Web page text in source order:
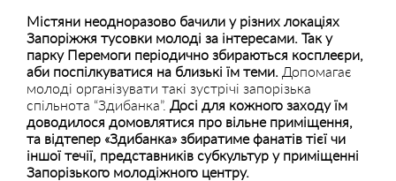
Містяни неодноразово бачили у різних локаціях
Запоріжжя тусовки молоді за інтересами. Так у
парку Перемоги періодично збираються косплеєри,
аби поспілкуватися на близькі їм теми. Допомагає
молоді організувати такі зустрічі запорізька
спільнота “Здибанка”. Досі для кожного заходу їм
доводилося домовлятися про вільне приміщення,
та відтепер «Здибанка» збиратиме фанатів тієї чи
іншої течії, представників субкультур у приміщенні
Запорізького молодіжного центру.